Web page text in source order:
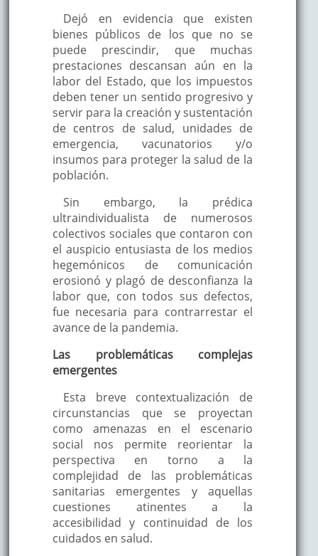
Dejó en evidencia que existen
bienes públicos de los que no se
puede prescindir, que muchas
prestaciones descansan aún en la
labor del Estado, que los impuestos
deben tener un sentido progresivo y
servir para la creación y sustentación
de centros de salud, unidades de
emergencia, vacunatorios y/o
insumos para proteger la salud de la
población.
Sin embargo, la prédica
ultraindividualista de numerosos
colectivos sociales que contaron con
el auspicio entusiasta de los medios
hegemónicos de comunicación
erosionó y plagó de desconfianza la
labor que, con todos sus defectos,
fue necesaria para contrarrestar el
avance de la pandemia.
Las problemáticas complejas
emergentes
Esta breve contextualización de
circunstancias que se proyectan
como amenazas en el escenario
social nos permite reorientar la
perspectiva en torno a la
complejidad de las problemáticas
sanitarias emergentes y aquellas
cuestiones atinentes a la
accesibilidad y continuidad de los
cuidados en salud.